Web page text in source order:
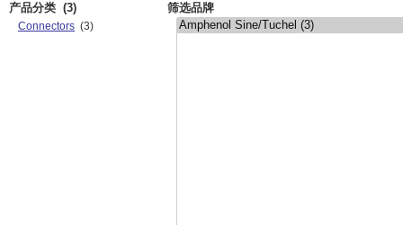
产品分类 (3)
Connectors (3)
筛选品牌